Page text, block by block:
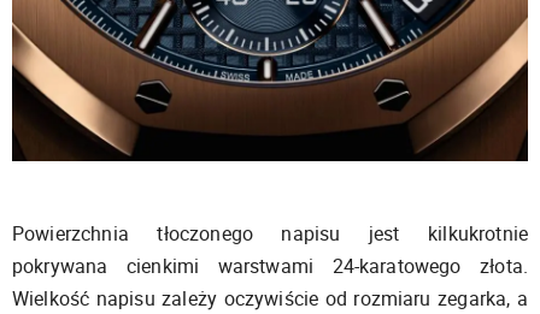
Powierzchnia tłoczonego napisu jest kilkukrotnie
pokrywana cienkimi warstwami 24-karatowego złota.
Wielkość napisu zależy oczywiście od rozmiaru zegarka, a